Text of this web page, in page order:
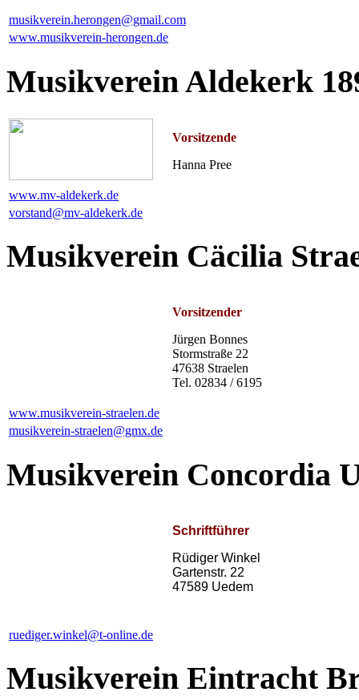
musikverein.herongen@gmail.com
www.musikverein-herongen.de
Musikverein Aldekerk
Vorsitzende
Hanna Pree
www.mv-aldekerk.de
vorstand@mv-aldekerk.de
Musikverein Cäcilia
Vorsitzender
Jürgen Bonnes
Stormstraße 22
47638 Straelen
Tel. 02834 / 6195
www.musikverein-straelen.de
musikverein-straelen@gmx.de
Musikverein Concordia
Schriftführer
Rüdiger Winkel
Gartenstr. 22
47589 Uedem
ruediger.winkel@t-online.de
Musikverein Eintracht